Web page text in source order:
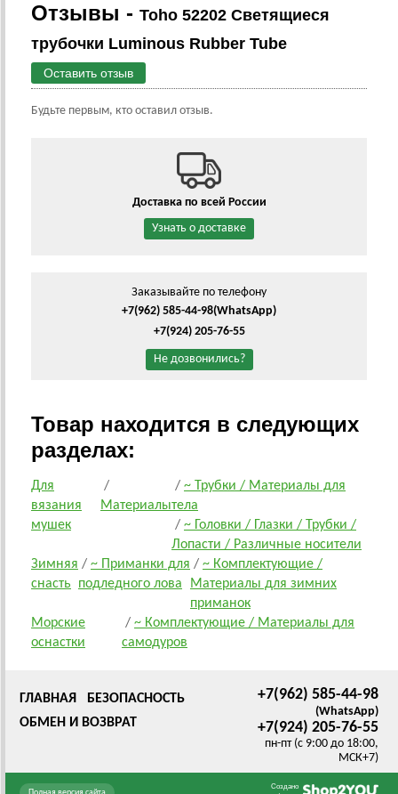
Отзывы - Toho 52202 Светящиеся
трубочки Luminous Rubber Tube
Оставить отзыв
Будьте первым, кто оставил отзыв.
Доставка по всей России
Узнать о доставке
Заказывайте по телефону
+7(962) 585-44-98(WhatsApp)
+7(924) 205-76-55
Не дозвонились?
Товар находится в следующих
разделах:
Для
вязания
мушек
/
Материалы
/ ~ Трубки / Материалы для
тела
/ ~ Головки / Глазки / Трубки /
Лопасти / Различные носители
Зимняя
снасть
/ ~ Приманки для
подледного лова
/ ~ Комплектующие /
Материалы для зимних
приманок
Морские
оснастки
/ ~ Комплектующие / Материалы для
самодуров
+7(962) 585-44-98
(WhatsApp)
+7(924) 205-76-55
пн-пт (с 9:00 до 18:00,
МСК+7)
ГЛАВНАЯ
БЕЗОПАСНОСТЬ
ОБМЕН И ВОЗВРАТ
Создано